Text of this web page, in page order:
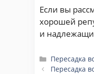
Если вы
хорошей
и
Рубрики
Пересадка
Пересадка